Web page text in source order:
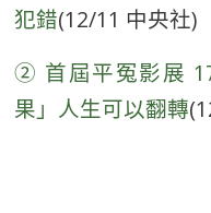
犯錯(12/11 中央社)
② 首屆平冤影展
果」人生可以翻轉